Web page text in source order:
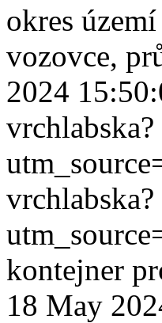
okres
vozovce,
2024
vrchlabska?
vrchlabska?
kontejner
18 May